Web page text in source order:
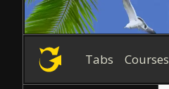
Tabs Courses